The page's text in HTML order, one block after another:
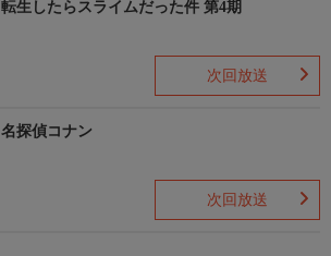
転生したらスライムだった件 第4期
次回放送
名探偵コナン
次回放送